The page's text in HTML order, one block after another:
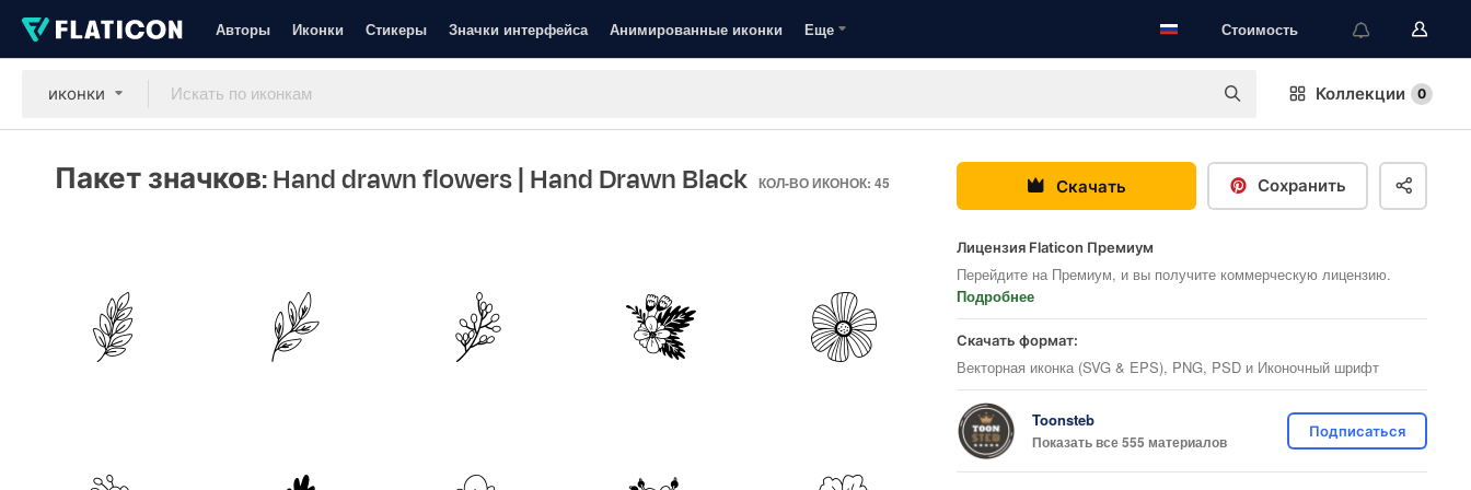
Авторы Иконки Стикеры Значки интерфейса Анимированные иконки Еще Стоимость
иконки Коллекции 0
Пакет значков: Hand drawn flowers| Hand Drawn Black КОЛ-ВО ИКОНОК: 45 Скачать Сохранить
Лицензия Flaticon Премиум
Перейдите на Премиум, и вы получите коммерческую лицензию.
Подробнее
Скачать формат:
Векторная иконка (SVG & EPS), PNG, PSD и Иконочный шрифт
Toonsteb
Показать все 555 материалов
Подписаться